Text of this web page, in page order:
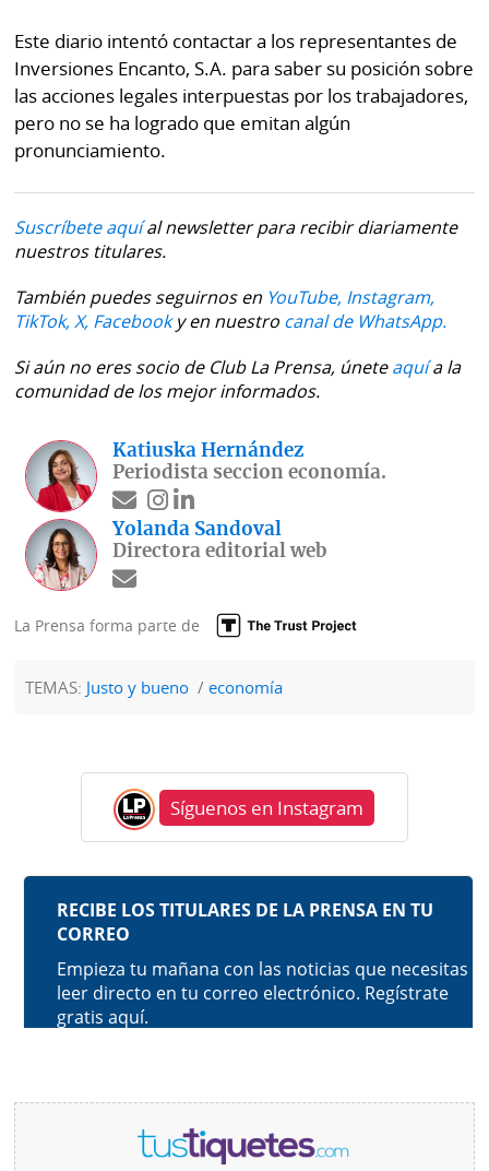
Este diario intentó contactar a los representantes de
Inversiones Encanto, S.A. para saber su posición sobre
las acciones legales interpuestas por los trabajadores,
pero no se ha logrado que emitan algún
pronunciamiento.
Suscríbete aquíal newsletter para recibir diariamente
nuestros titulares.
También puedes seguirnos en YouTube, Instagram,
TikTok, X, Facebooky en nuestro canal de WhatsApp.
Si aún no eres socio de Club La Prensa, úneteaquía la
comunidad de los mejor informados.
Katiuska Hernández
Periodista seccion economía.
Yolanda Sandoval
Directora editorial web
La Prensa forma parte de
TEMAS: Justo y bueno economía
Síguenos en Instagram